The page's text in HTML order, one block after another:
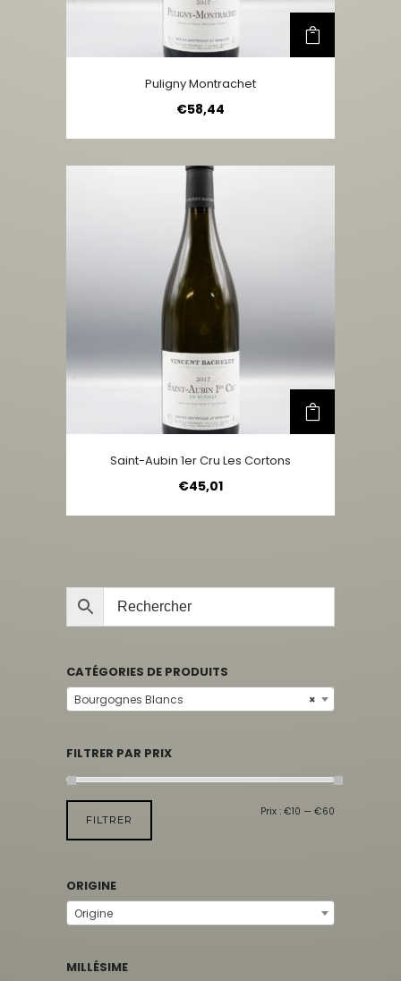
Puligny Montrachet
€58,44
Saint-Aubin 1er Cru Les Cortons
€45,01
CATÉGORIES DE PRODUITS
×
Bourgognes Blancs
FILTRER PAR PRIX
FILTRER
Prix : €10 — €60
ORIGINE
Origine
MILLÉSIME